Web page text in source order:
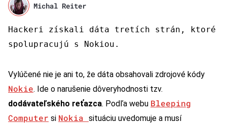
Michal Reiter
Hackeri získali dáta tretích strán, ktoré
spolupracujú s Nokiou.
Vylúčené nie je ani to, že dáta obsahovali zdrojové kódy
Nokie. Ide o narušenie dôveryhodnosti tzv.
dodávateľského reťazca. Podľa webu Bleeping
Computer si Nokia situáciu uvedomuje a musí